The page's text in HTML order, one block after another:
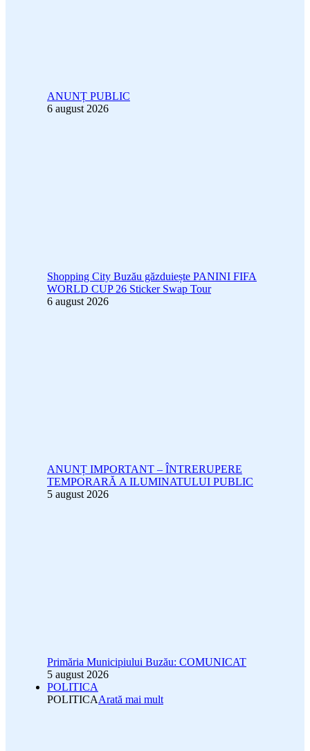
ANUNȚ PUBLIC
6 august 2026
Shopping City Buzău găzduiește PANINI FIFA
WORLD CUP 26 Sticker Swap Tour
6 august 2026
ANUNȚ IMPORTANT – ÎNTRERUPERE
TEMPORARĂ A ILUMINATULUI PUBLIC
5 august 2026
Primăria Municipiului Buzău: COMUNICAT
5 august 2026
POLITICA
POLITICAArată mai mult